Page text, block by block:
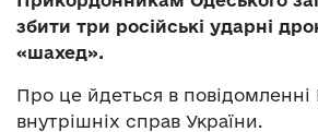
збити три російські ударні
«шахед».
Про це йдеться в повідомленні
внутрішніх справ України.